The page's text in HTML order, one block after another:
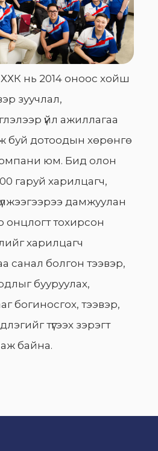
нь 2014 оноос хойш
зуучлал,
үйл ажиллагаа
буй дотоодын хөрөнгө
юм. Бид олон
гаруй харилцагч,
дамжуулан
тохирсон
харилцагч
санал болгон тээвэр,
бууруулах,
богиносгох, тээвэр,
түгээх зэрэгт
байна.